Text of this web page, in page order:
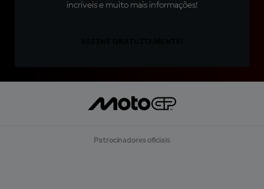
incríveis e muito mais informações!
Patrocinadores oficiais